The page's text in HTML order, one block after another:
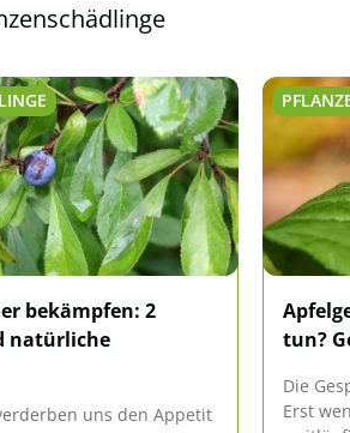
bekämpfen: 2
natürliche
uns den Appetit
tun?
Die
Erst